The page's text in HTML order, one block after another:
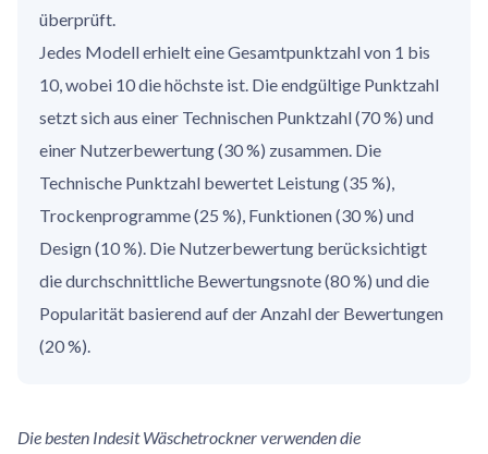
überprüft.
Jedes Modell erhielt eine Gesamtpunktzahl von 1 bis
10, wobei 10 die höchste ist. Die endgültige Punktzahl
setzt sich aus einer Technischen Punktzahl (70 %) und
einer Nutzerbewertung (30 %) zusammen. Die
Technische Punktzahl bewertet Leistung (35 %),
Trockenprogramme (25 %), Funktionen (30 %) und
Design (10 %). Die Nutzerbewertung berücksichtigt
die durchschnittliche Bewertungsnote (80 %) und die
Popularität basierend auf der Anzahl der Bewertungen
(20 %).
Die besten Indesit Wäschetrockner verwenden die